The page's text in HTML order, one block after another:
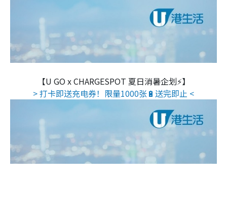
【U GO x CHARGESPOT 夏日消暑企划⚡】
> 打卡即送充电券！限量1000张🔋送完即止 <